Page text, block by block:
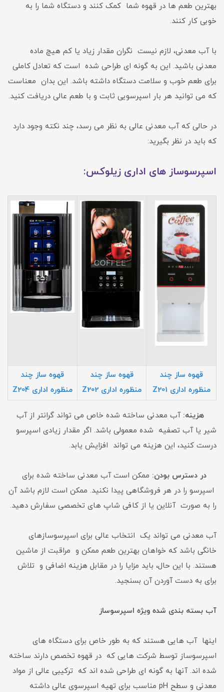
بهترین طعم ها در قهوه شما کمک کنند و دستگاه شما را به
خوبی کار کنند.
با آب معدنی، لازم نیست نگران مقدار زیاد یا کم هیچ ماده
معدنی باشید. این به گونه ای طراحی شده است که تعادل کاملی
برای طعم خوب و سلامت دستگاه داشته باشد. این بدان معناست
که می توانید هر بار اسپرسویی ثابت و با طعم عالی دریافت کنید.
در حالی که آب معدنی عالی به نظر می رسد، چند نکته وجود دارد
که باید در نظر بگیرید:
اسپرسوساز های اداری زیلوکس:
قهوه ساز چند
منظوره اداری Z201
قهوه ساز چند
منظوره اداری Z202
قهوه ساز چند
منظوره اداری Z20 4
هزینه: آب معدنی ساخته شده خاص می تواند گرانتر از آب
شیر یا آب تصفیه شده معمولی باشد. اگر مقدار زیادی اسپرسو
درست کنید، این هزینه می تواند افزایش یابد.
در دسترس بودن: ممکن است آب معدنی ساخته شده برای
اسپرسو را در هر فروشگاهی پیدا نکنید. ممکن است لازم باشد آن
را به صورت آنلاین یا از کافی شاپ های تخصصی سفارش دهید.
آب معدنی می تواند یک انتخاب عالی برای اسپرسوسازهای
خانگی باشد که خواهان بهترین طعم ممکن و مراقبت از ماشین
هستند. با این حال، باید مزایا را در مقابل هزینه اضافی و تلاش
برای به دست آوردن آن بسنجید.
آب بسته بندی شده ویژه اسپرسوساز
اینها آب هایی هستند که به طور خاص برای دستگاه های
اسپرسوساز توسط شرکت هایی که در قهوه تخصص دارند ساخته
شده اند. آنها به گونه ای طراحی شده اند که ترکیبی عالی از مواد
معدنی و سطح pH مناسب برای تهیه اسپرسوی عالی داشته